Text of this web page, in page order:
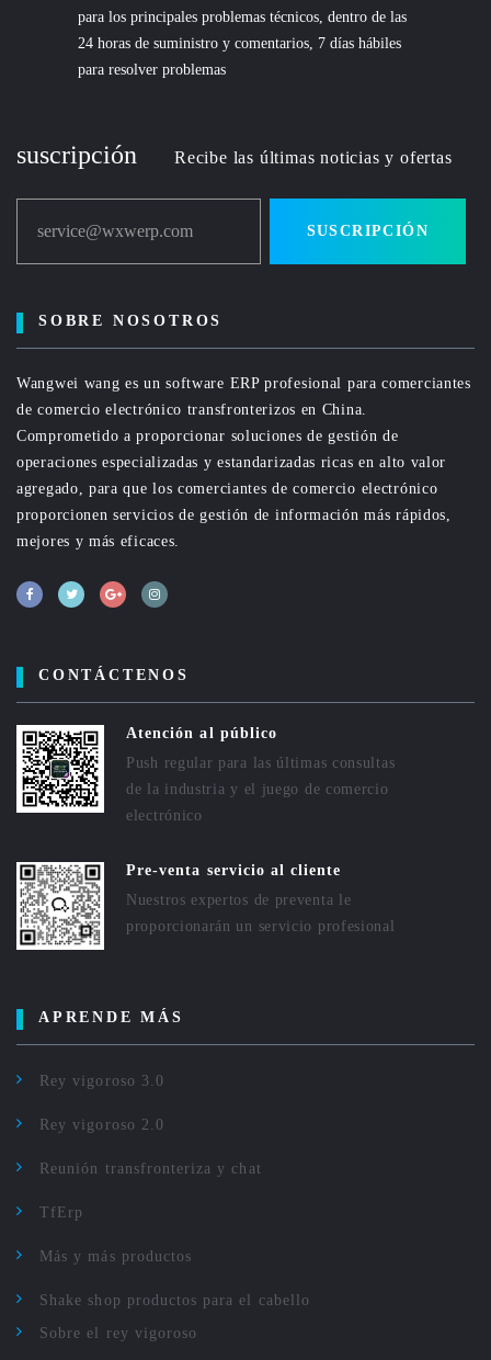
para los principales problemas técnicos, dentro de las
24 horas de suministro y comentarios, 7 días hábiles
para resolver problemas
suscripción Recibe las últimas noticias y ofertas
service@wxwerp.com SUSCRIPCIÓN
SOBRE NOSOTROS
Wangwei wang es un software ERP profesional para comerciantes
de comercio electrónico transfronterizos en China.
Comprometido a proporcionar soluciones de gestión de
operaciones especializadas y estandarizadas ricas en alto valor
agregado, para que los comerciantes de comercio electrónico
proporcionen servicios de gestión de información más rápidos,
mejores y más eficaces.
CONTÁCTENOS
Atención al público
Push regular para las últimas consultas
de la industria y el juego de comercio
electrónico
Pre-venta servicio al cliente
Nuestros expertos de preventa le
proporcionarán un servicio profesional
APRENDE MÁS
Rey vigoroso 3.0
Rey vigoroso 2.0
Reunión transfronteriza y chat
TfErp
Más y más productos
Shake shop productos para el cabello
Sobre el rey vigoroso